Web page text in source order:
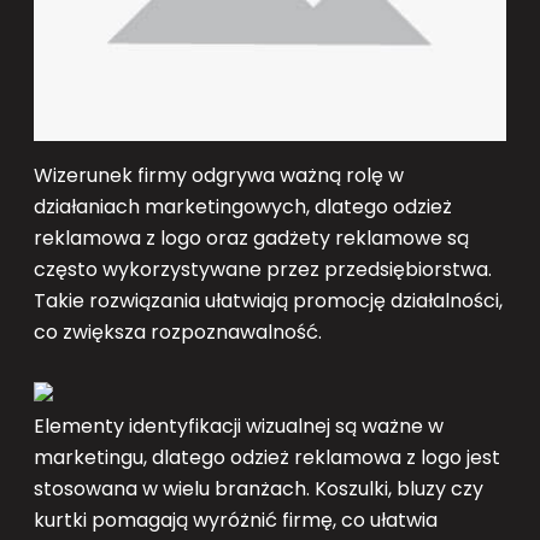
Wizerunek firmy odgrywa ważną rolę w
działaniach marketingowych, dlatego odzież
reklamowa z logo oraz gadżety reklamowe są
często wykorzystywane przez przedsiębiorstwa.
Takie rozwiązania ułatwiają promocję działalności,
co zwiększa rozpoznawalność.
Elementy identyfikacji wizualnej są ważne w
marketingu, dlatego odzież reklamowa z logo jest
stosowana w wielu branżach. Koszulki, bluzy czy
kurtki pomagają wyróżnić firmę, co ułatwia